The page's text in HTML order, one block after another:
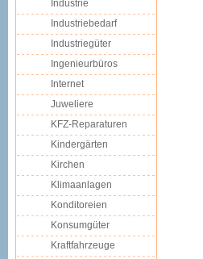
Industrie
Industriebedarf
Industriegüter
Ingenieurbüros
Internet
Juweliere
KFZ-Reparaturen
Kindergärten
Kirchen
Klimaanlagen
Konditoreien
Konsumgüter
Kraftfahrzeuge